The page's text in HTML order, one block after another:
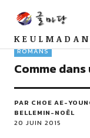
ROMANS
Comme
PAR CHOE AE-
BELLEMIN-NOËL
20 JUIN 2015